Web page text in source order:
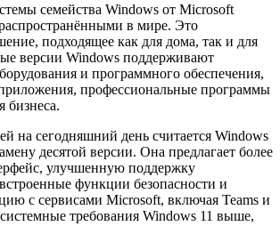
семейства Windows от Microsoft
в мире. Это
подходящее как для дома, так и для
версии Windows поддерживают
и программного обеспечения,
профессиональные программы
бизнеса.
на сегодняшний день считается Windows
десятой версии. Она предлагает более
улучшенную поддержку
функции безопасности и
с сервисами Microsoft, включая Teams и
требования Windows 11 выше,